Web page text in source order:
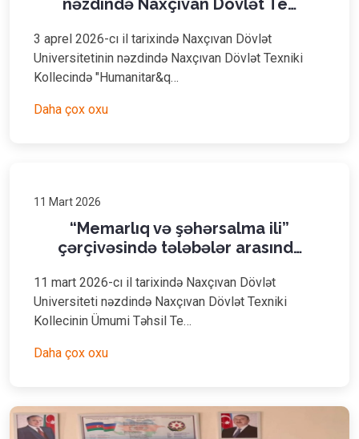
nəzdində Naxçıvan Dövlət Te…
3 aprel 2026-cı il tarixində Naxçıvan Dövlət
Universitetinin nəzdində Naxçıvan Dövlət Texniki
Kollecində "Humanitar&q…
Daha çox oxu
11 Mart 2026
“Memarlıq və şəhərsalma ili”
çərçivəsində tələbələr arasınd…
11 mart 2026-cı il tarixində Naxçıvan Dövlət
Universiteti nəzdində Naxçıvan Dövlət Texniki
Kollecinin Ümumi Təhsil Te…
Daha çox oxu